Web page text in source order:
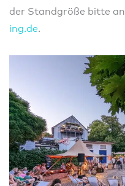
der Standgröße bitte an
ing.de.